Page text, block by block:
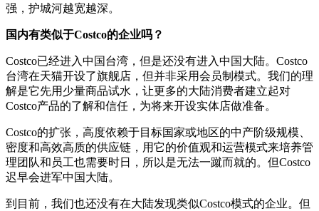
强，护城河越宽越深。
国内有类似于Costco的企业吗？
Costco已经进入中国台湾，但是还没有进入中国大陆。Costco
台湾在天猫开设了旗舰店，但并非采用会员制模式。我们的理
解是它先用少量商品试水，让更多的大陆消费者建立起对
Costco产品的了解和信任，为将来开设实体店做准备。
Costco的扩张，高度依赖于目标国家或地区的中产阶级规模、
密度和高效高质的供应链，用它的价值观和运营模式来培养管
理团队和员工也需要时日，所以是无法一蹴而就的。但Costco
迟早会进军中国大陆。
到目前，我们也还没有在大陆发现类似Costco模式的企业。但